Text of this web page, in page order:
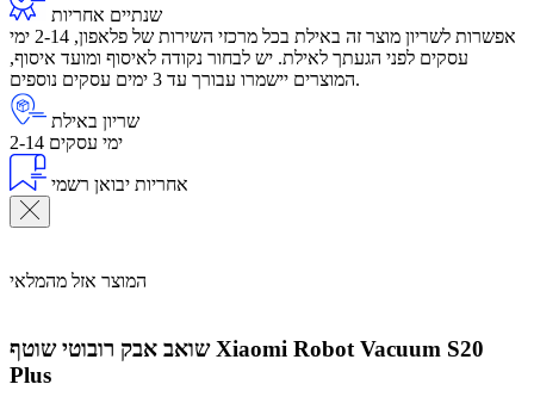
שנתיים אחריות
אפשרות לשריון מוצר זה באילת בכל מרכזי השירות של פלאפון, 2-14 ימי
עסקים לפני הגעתך לאילת. יש לבחור נקודה לאיסוף ומועד איסוף,
המוצרים יישמרו עבורך עד 3 ימים עסקים נוספים.
שריון באילת
2-14 ימי עסקים
אחריות יבואן רשמי
המוצר אזל מהמלאי
שואב אבק רובוטי שוטף Xiaomi Robot Vacuum S20
Plus